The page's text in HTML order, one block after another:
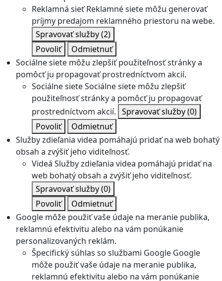
Reklamná sieť Reklamné siete môžu generovať
príjmy predajom reklamného priestoru na webe.
Spravovať služby(2)
Povoliť
Odmietnuť
Sociálne siete môžu zlepšiť použiteľnosť stránky a
pomôcť ju propagovať prostredníctvom akcií.
Sociálne sieteSociálne siete môžu zlepšiť
použiteľnosť stránky a pomôcť ju propagovať
prostredníctvom akcií. Spravovať služby(0)
Povoliť
Odmietnuť
Služby zdieľania videa pomáhajú pridať na web bohatý
obsah a zvýšiť jeho viditeľnosť.
Videá Služby zdieľania videa pomáhajú pridať na
web bohatý obsah a zvýšiť jeho viditeľnosť.
Spravovať služby(0)
Povoliť
Odmietnuť
Google môže použiť vaše údaje na meranie publika,
reklamnú efektivitu alebo na vám ponúkanie
personalizovaných reklám.
Špecifický súhlas so službami Google Google
môže použiť vaše údaje na meranie publika,
reklamnú efektivitu alebo na vám ponúkanie